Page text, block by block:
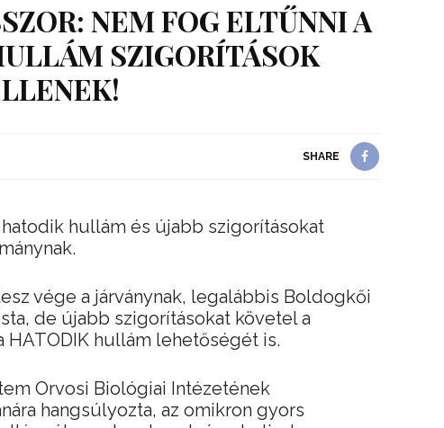
NEM FOG ELTŰNNI A
SZIGORÍTÁSOK
SHARE
hullám és újabb szigorításokat
vége a járványnak, legalábbis Boldogkői
de újabb szigorításokat követel a
hullám lehetőségét is.
Orvosi Biológiai Intézetének
hangsúlyozta, az omikron gyors